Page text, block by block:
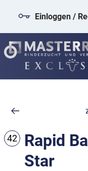
Einloggen /
42
Rapid
Star